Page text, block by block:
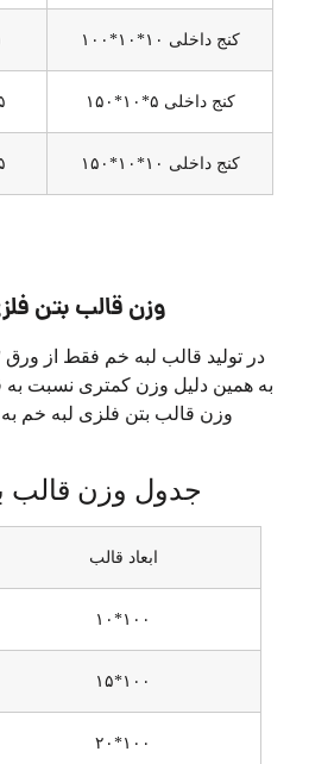
کنج داخلی ۱۰*۱۰*۱۰۰
کنج داخلی ۵*۱۰*۱۵۰
کنج داخلی ۱۰*۱۰*۱۵۰
وزن قالب بتن
در
به همین دلیل وزن کمتری نسبت به
وزن قالب بتن فلزی لبه خم به
جدول وزن قالب
ابعاد قالب
۱۰۰*۱۰
۱۰۰*۱۵
۱۰۰*۲۰